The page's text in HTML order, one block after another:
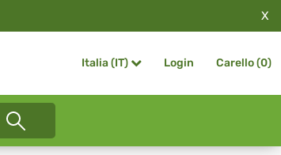
X
Italia (IT) Login Carello (0)